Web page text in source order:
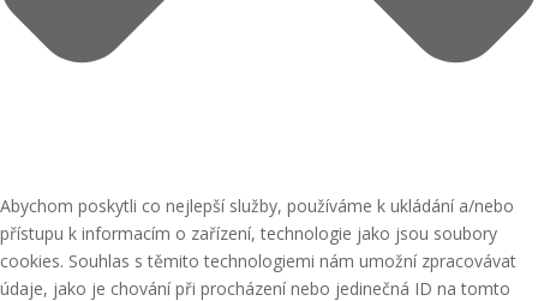
Abychom poskytli co nejlepší služby, používáme k ukládání a/nebo
přístupu k informacím o zařízení, technologie jako jsou soubory
cookies. Souhlas s těmito technologiemi nám umožní zpracovávat
údaje, jako je chování při procházení nebo jedinečná ID na tomto